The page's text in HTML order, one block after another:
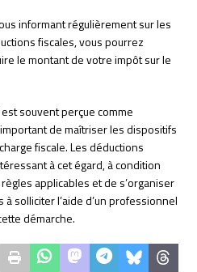
informant régulièrement sur les
fiscales, vous pourrez
le montant de votre impôt sur le
souvent perçue comme
de maîtriser les dispositifs
fiscale. Les déductions
à cet égard, à condition
applicables et de s’organiser
solliciter l’aide d’un professionnel
démarche.